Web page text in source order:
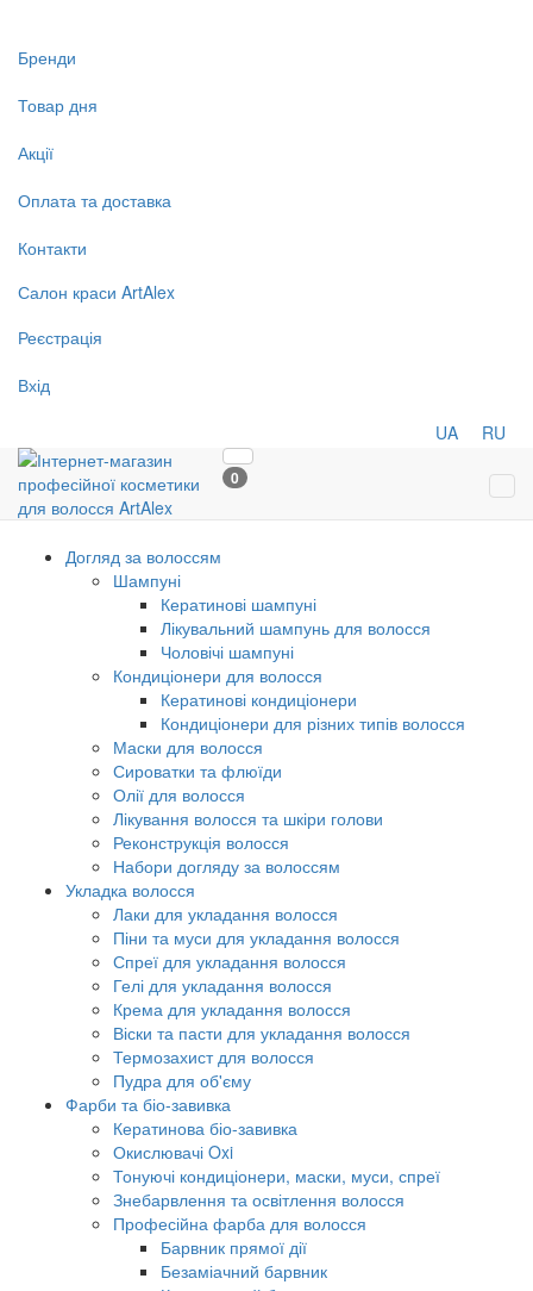
Бренди
Товар дня
Акції
Оплата та доставка
Контакти
Салон краси ArtAlex
Реєстрація
Вхід
UA RU
0
Догляд за волоссям
Шампуні
Кератинові шампуні
Лікувальний шампунь для волосся
Чоловічі шампуні
Кондиціонери для волосся
Кератинові кондиціонери
Кондиціонери для різних типів волосся
Маски для волосся
Сироватки та флюїди
Олії для волосся
Лікування волосся та шкіри голови
Реконструкція волосся
Набори догляду за волоссям
Укладка волосся
Лаки для укладання волосся
Піни та муси для укладання волосся
Спреї для укладання волосся
Гелі для укладання волосся
Крема для укладання волосся
Віски та пасти для укладання волосся
Термозахист для волосся
Пудра для об'єму
Фарби та біо-завивка
Кератинова біо-завивка
Окислювачі Oxi
Тонуючі кондиціонери, маски, муси, спреї
Знебарвлення та освітлення волосся
Професійна фарба для волосся
Барвник прямої дії
Безаміачний барвник